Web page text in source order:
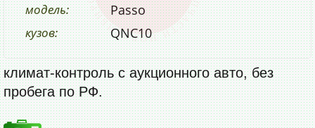
модель: Passo
кузов: QNC10
климат-контроль с аукционного авто, без
пробега по РФ.